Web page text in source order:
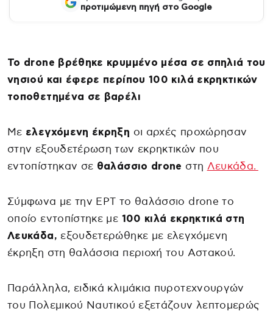
προτιμώμενη πηγή στο Google
Το drone βρέθηκε κρυμμένο μέσα σε σπηλιά του
νησιού και έφερε περίπου 100 κιλά εκρηκτικών
τοποθετημένα σε βαρέλι
Με ελεγχόμενη έκρηξη οι αρχές προχώρησαν
στην εξουδετέρωση των εκρηκτικών που
εντοπίστηκαν σε θαλάσσιο drone στη Λευκάδα.
Σύμφωνα με την ΕΡΤ το θαλάσσιο drone το
οποίο εντοπίστηκε με 100 κιλά εκρηκτικά στη
Λευκάδα, εξουδετερώθηκε με ελεγχόμενη
έκρηξη στη θαλάσσια περιοχή του Αστακού.
Παράλληλα, ειδικά κλιμάκια πυροτεχνουργών
του Πολεμικού Ναυτικού εξετάζουν λεπτομερώς